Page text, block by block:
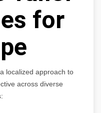
for
localized approach to
across diverse